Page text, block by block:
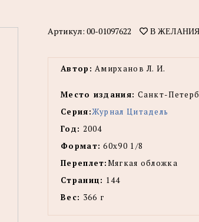
Артикул: 00-01097622 В ЖЕЛАНИЯ
Автор: Амирханов Л. И.
Место издания: Санкт-
Серия:Журнал Цитадель
Год: 2004
Формат: 60х90 1/8
Переплет:Мягкая обложка
Страниц: 144
Вес: 366 г